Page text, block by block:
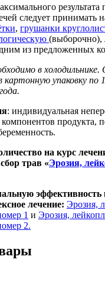
результата
следует принимать
, грушанки
(выборочно),
из предложенных
в холодильнике.
картонную упаковку
: индивидуальная
продукта,
на курс
сбор трав «Эрозия,
эффективность
лечение: Эрозия,
1 и Эрозия,
2.